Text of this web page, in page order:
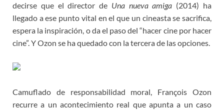
decirse que el director de Una nueva amiga (2014) ha
llegado a ese punto vital en el que un cineasta se sacrifica,
espera la inspiración, o da el paso del “hacer cine por hacer
cine”. Y Ozon se ha quedado con la tercera de las opciones.
Camuflado de responsabilidad moral, François Ozon
recurre a un acontecimiento real que apunta a un caso